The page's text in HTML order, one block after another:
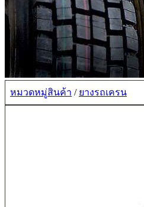
หมวดหมู่สินค้า / ยางรถเครน